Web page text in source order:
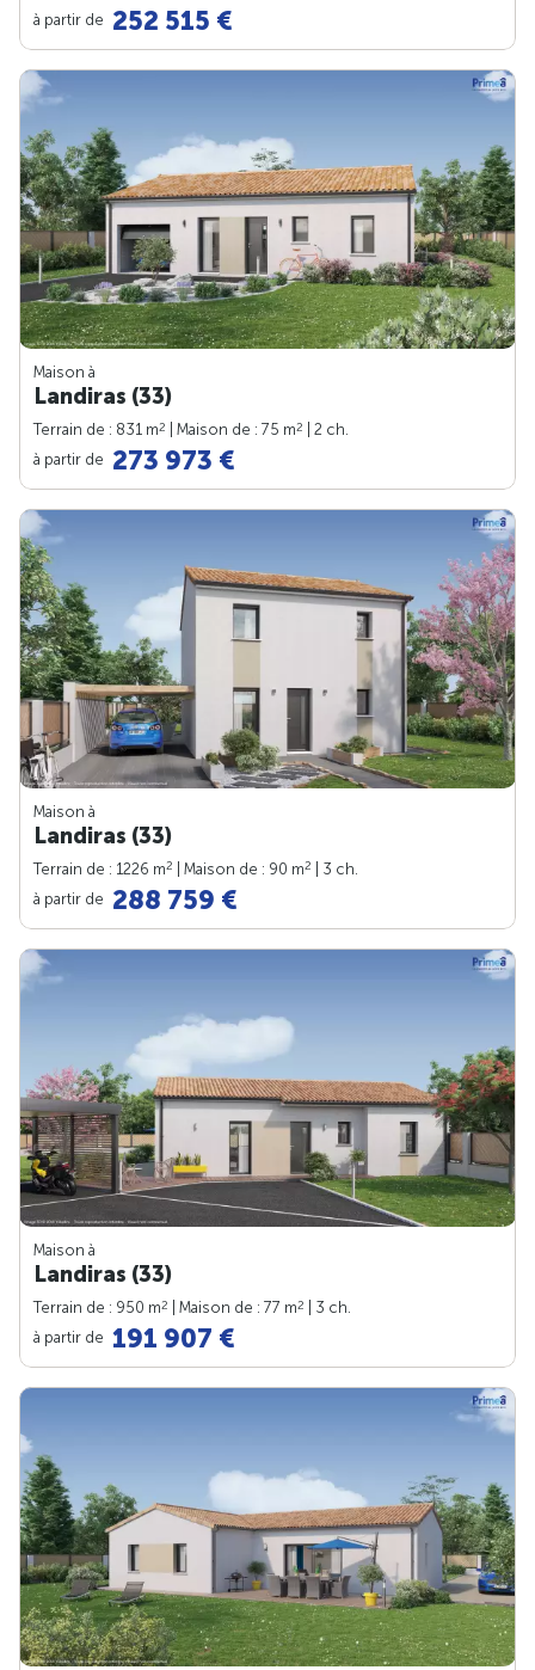
à partir de 252 515 €
Maison à
Landiras (33)
Terrain de : 831 m2 | Maison de : 75 m2
| 2 ch.
à partir de 273 973 €
Maison à
Landiras (33)
Terrain de : 1226 m2 | Maison de : 90 m2
| 3 ch.
à partir de 288 759 €
Maison à
Landiras (33)
Terrain de : 950 m2 | Maison de : 77 m2
| 3 ch.
à partir de 191 907 €